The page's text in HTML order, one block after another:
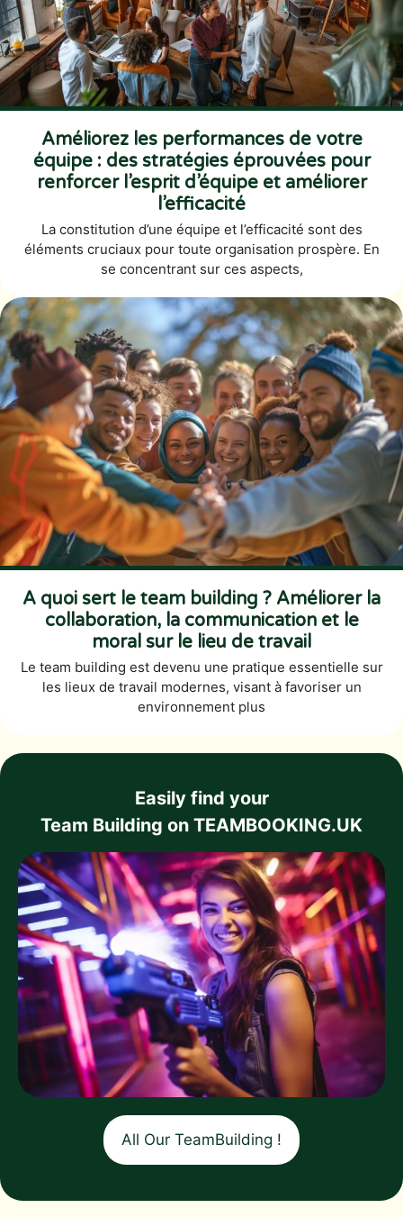
Améliorez les performances de votre
équipe : des stratégies éprouvées pour
renforcer l’esprit d’équipe et améliorer
l’efficacité
La constitution d’une équipe et l’efficacité sont des
éléments cruciaux pour toute organisation prospère. En
se concentrant sur ces aspects,
A quoi sert le team building ? Améliorer la
collaboration, la communication et le
moral sur le lieu de travail
Le team building est devenu une pratique essentielle sur
les lieux de travail modernes, visant à favoriser un
environnement plus
Easily find your
Team Building on TEAMBOOKING.UK
All Our TeamBuilding !